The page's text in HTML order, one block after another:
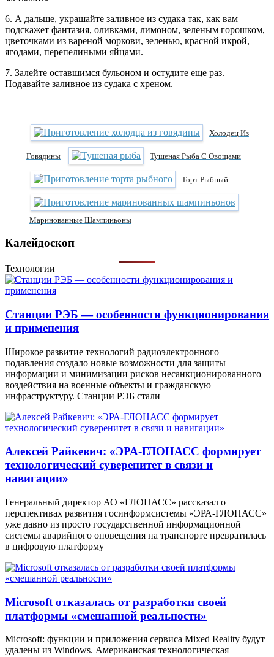
6. А дальше, украшайте заливное из судака так, как вам
подскажет фантазия, оливками, лимоном, зеленым горошком,
цветочками из вареной моркови, зеленью, красной икрой,
ягодами, перепелиными яйцами.
7. Залейте оставшимся бульоном и остудите еще раз.
Подавайте заливное из судака с хреном.
Холодец Из
Говядины Тушеная Рыба С Овощами
Торт Рыбный
Маринованные Шампиньоны
Калейдоскоп
Технологии
Станции РЭБ — особенности функционирования
и применения
Широкое развитие технологий радиоэлектронного
подавления создало новые возможности для защиты
информации и минимизации рисков несанкционированного
воздействия на военные объекты и гражданскую
инфраструктуру. Станции РЭБ стали
Алексей Райкевич: «ЭРА-ГЛОНАСС формирует
технологический суверенитет в связи и
навигации»
Генеральный директор АО «ГЛОНАСС» рассказал о
перспективах развития госинформсистемы «ЭРА-ГЛОНАСС»
уже давно из просто государственной информационной
системы аварийного оповещения на транспорте превратилась
в цифровую платформу
Microsoft отказалась от разработки своей
платформы «смешанной реальности»
Microsoft: функции и приложения сервиса Mixed Reality будут
удалены из Windows. Американская технологическая